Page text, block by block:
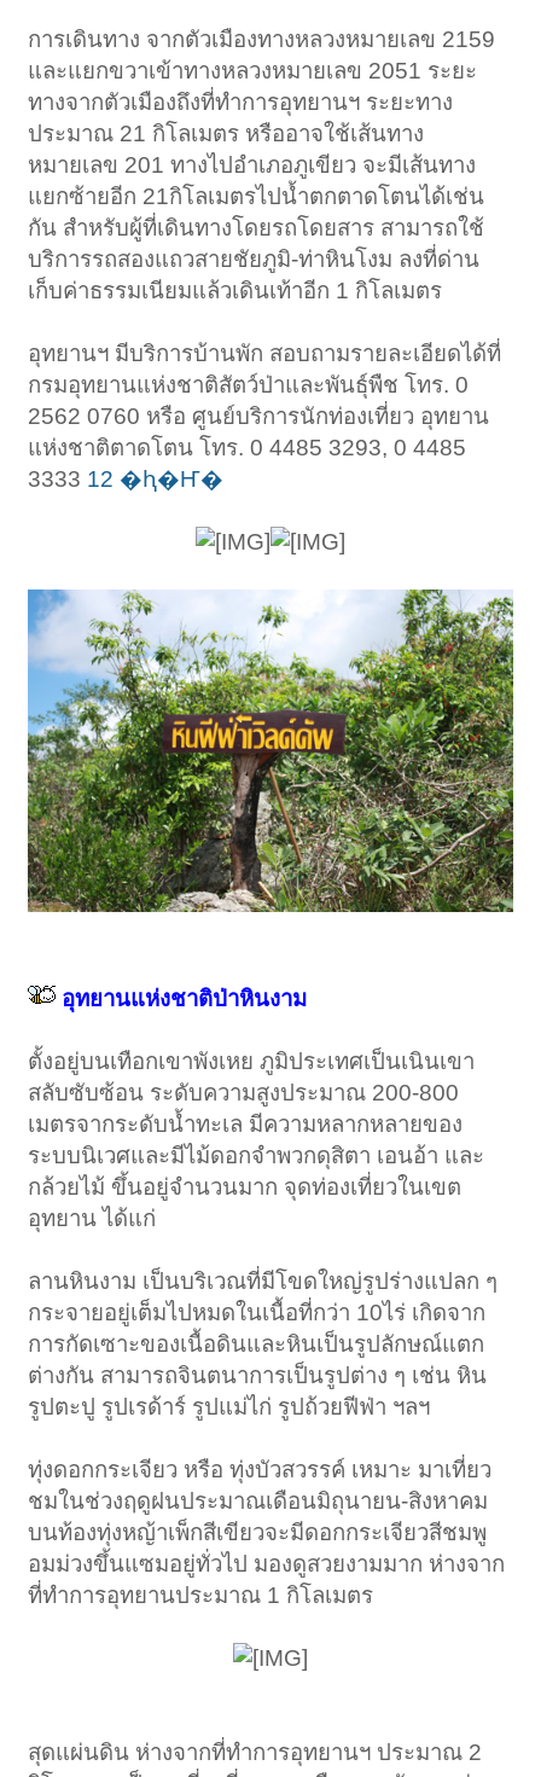
การเดินทาง จากตัวเมืองทางหลวงหมายเลข 2159
และแยกขวาเข้าทางหลวงหมายเลข 2051 ระยะ
ทางจากตัวเมืองถึงที่ทำการอุทยานฯ ระยะทาง
ประมาณ 21 กิโลเมตร หรืออาจใช้เส้นทาง
หมายเลข 201 ทางไปอำเภอภูเขียว จะมีเส้นทาง
แยกซ้ายอีก 21กิโลเมตรไปน้ำตกตาดโตนได้เช่น
กัน สำหรับผู้ที่เดินทางโดยรถโดยสาร สามารถใช้
บริการรถสองแถวสายชัยภูมิ-ท่าหินโงม ลงที่ด่าน
เก็บค่าธรรมเนียมแล้วเดินเท้าอีก 1 กิโลเมตร
อุทยานฯ มีบริการบ้านพัก สอบถามรายละเอียดได้ที่
กรมอุทยานแห่งชาติสัตว์ป่าและพันธุ์พืช โทร. 0
2562 0760 หรือ ศูนย์บริการนักท่องเที่ยว อุทยาน
แห่งชาติตาดโตน โทร. 0 4485 3293, 0 4485
3333 12 �ԧ�Ҥ�
อุทยานแห่งชาติป่าหินงาม
ตั้งอยู่บนเทือกเขาพังเหย ภูมิประเทศเป็นเนินเขา
สลับซับซ้อน ระดับความสูงประมาณ 200-800
เมตรจากระดับน้ำทะเล มีความหลากหลายของ
ระบบนิเวศและมีไม้ดอกจำพวกดุสิตา เอนอ้า และ
กล้วยไม้ ขึ้นอยู่จำนวนมาก จุดท่องเที่ยวในเขต
อุทยาน ได้แก่
ลานหินงาม เป็นบริเวณที่มีโขดใหญ่รูปร่างแปลก ๆ
กระจายอยู่เต็มไปหมดในเนื้อที่กว่า 10ไร่ เกิดจาก
การกัดเซาะของเนื้อดินและหินเป็นรูปลักษณ์แตก
ต่างกัน สามารถจินตนาการเป็นรูปต่าง ๆ เช่น หิน
รูปตะปู รูปเรด้าร์ รูปแม่ไก่ รูปถ้วยฟีฟ่า ฯลฯ
ทุ่งดอกกระเจียว หรือ ทุ่งบัวสวรรค์ เหมาะ มาเที่ยว
ชมในช่วงฤดูฝนประมาณเดือนมิถุนายน-สิงหาคม
บนท้องทุ่งหญ้าเพ็กสีเขียวจะมีดอกกระเจียวสีชมพู
อมม่วงขึ้นแซมอยู่ทั่วไป มองดูสวยงามมาก ห่างจาก
ที่ทำการอุทยานประมาณ 1 กิโลเมตร
สุดแผ่นดิน ห่างจากที่ทำการอุทยานฯ ประมาณ 2